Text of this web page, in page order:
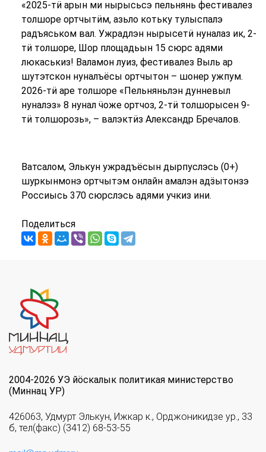
«2025-тӥ арын ми нырысьсэ пельнянь фестивалез
толшоре ортчытӥм, азьло котьку тулыспалэ
радъяськом вал. Ужрадлэн нырысетӥ нуналаз ик, 2-
тӥ толшоре, Шор площадьын 15 сюрс адями
люкаськиз! Валамон луиз, фестивалез Выль ар
шутэтскон нуналъёсы ортчытон – шонер ужпум.
2026-тӥ аре толшоре «Пельняньлэн дунневыл
нуналэз» 8 нунал ӵоже ортчоз, 2-тӥ толшорысен 9-
тӥ толшорозь», – валэктӥз Александр Бречалов.
Ватсалом, Элькун ужрадъёсын дырпуслэсь (0+)
шуркынмонэ ортчытэм онлайн амалэн адӟытонзэ
Россиысь 370 сюрслэсь адями учкиз ини.
Поделиться
2004-2026 УЭ йöскалык политикая министерство
(Миннац УР)
426063, Удмурт Элькун, Ижкар к., Орджоникидзе ур., 33
б, тел(факс) (3412) 68-53-55